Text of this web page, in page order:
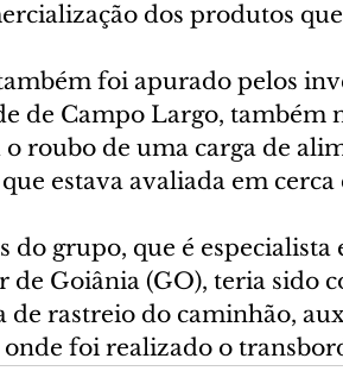
dos produtos
foi apurado pelos
de Campo Largo, também
roubo de uma carga de
estava avaliada em
do grupo, que é
de Goiânia (GO), teria sido
de rastreio do caminhão,
foi realizado o